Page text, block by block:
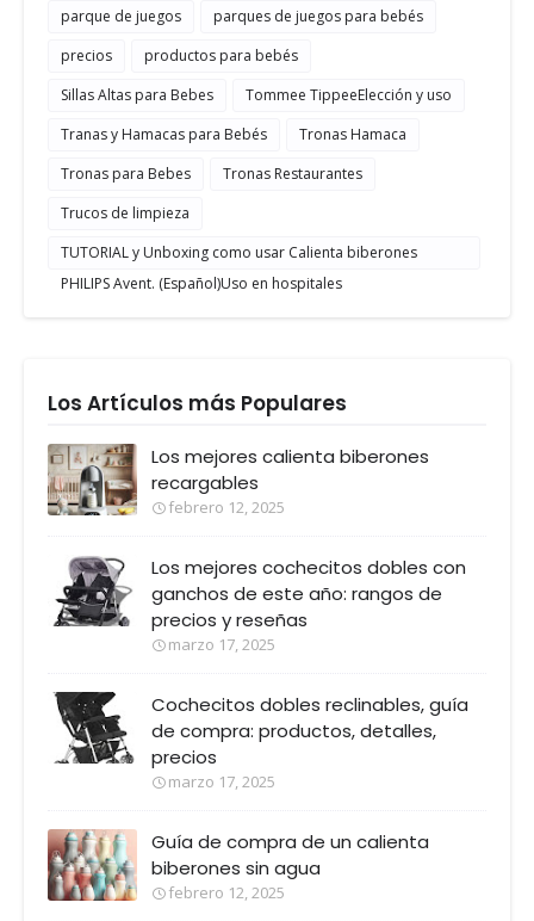
parque de juegos
parques de juegos para bebés
precios
productos para bebés
Sillas Altas para Bebes
Tommee TippeeElección y uso
Tranas y Hamacas para Bebés
Tronas Hamaca
Tronas para Bebes
Tronas Restaurantes
Trucos de limpieza
TUTORIAL y Unboxing como usar Calienta biberones
PHILIPS Avent. (Español)Uso en hospitales
Los Artículos más Populares
Los mejores calienta biberones
recargables
febrero 12, 2025
Los mejores cochecitos dobles con
ganchos de este año: rangos de
precios y reseñas
marzo 17, 2025
Cochecitos dobles reclinables, guía
de compra: productos, detalles,
precios
marzo 17, 2025
Guía de compra de un calienta
biberones sin agua
febrero 12, 2025